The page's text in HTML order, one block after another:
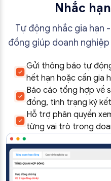
Nhắc
Tự động nhắc gia hạn
đồng giúp doanh
Gửi thông báo tự
hết hạn hoặc cần gia
Báo cáo tổng hợp về
đồng, tình trạng ký kết
Hỗ trợ phân quyền
từng vai trò trong